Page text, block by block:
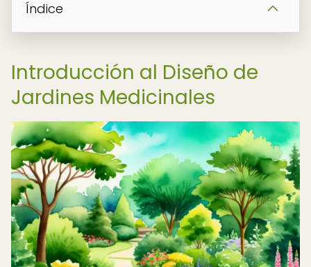
Índice
Introducción al Diseño de
Jardines Medicinales